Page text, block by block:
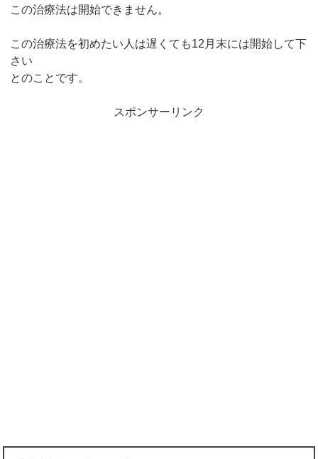
この治療法は開始できません。
この治療法を初めたい人は遅くても12月末には開始して下
さい
とのことです。
スポンサーリンク